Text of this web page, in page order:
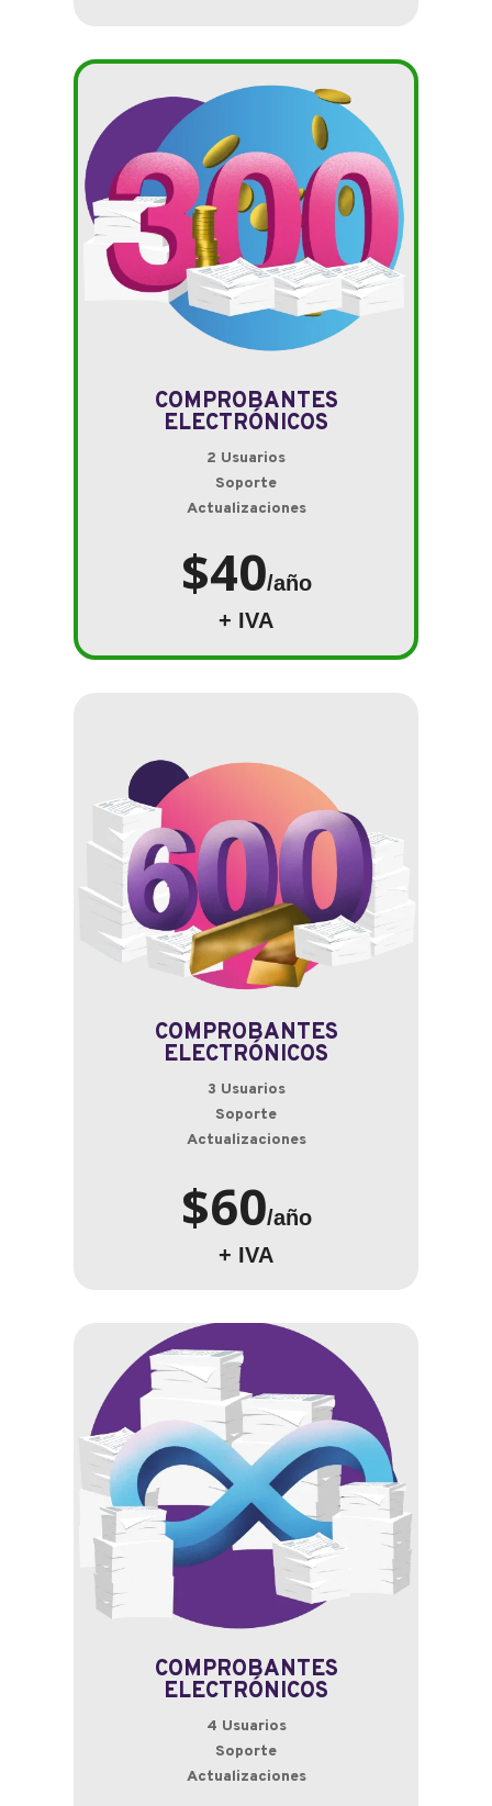
COMPROBANTES
ELECTRÓNICOS
2 Usuarios
Soporte
Actualizaciones
$40/año
+ IVA
COMPROBANTES
ELECTRÓNICOS
3 Usuarios
Soporte
Actualizaciones
$60/año
+ IVA
COMPROBANTES
ELECTRÓNICOS
4 Usuarios
Soporte
Actualizaciones